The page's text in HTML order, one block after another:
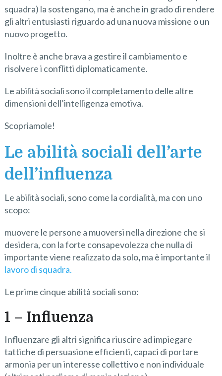
squadra) la sostengano, ma è anche in grado di rendere
gli altri entusiasti riguardo ad una nuova missione o un
nuovo progetto.
Inoltre è anche brava a gestire il cambiamento e
risolvere i conflitti diplomaticamente.
Le abilità sociali sono il completamento delle altre
dimensioni dell’intelligenza emotiva.
Scopriamole!
Le abilità sociali dell’arte
dell’influenza
Le abilità sociali, sono come la cordialità, ma con uno
scopo:
muovere le persone a muoversi nella direzione che si
desidera, con la forte consapevolezza che nulla di
importante viene realizzato da solo,ma è importante il
lavoro di squadra.
Le prime cinque abilità sociali sono:
1 – Influenza
Influenzare gli altri significa riuscire ad impiegare
tattiche di persuasione efficienti, capaci di portare
armonia per un interesse collettivo e non individuale